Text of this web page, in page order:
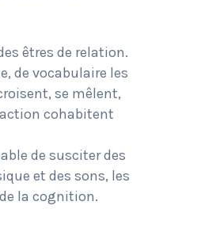
êtres de relation.
de vocabulaire les
se mêlent,
cohabitent
de susciter des
et des sons, les
la cognition.